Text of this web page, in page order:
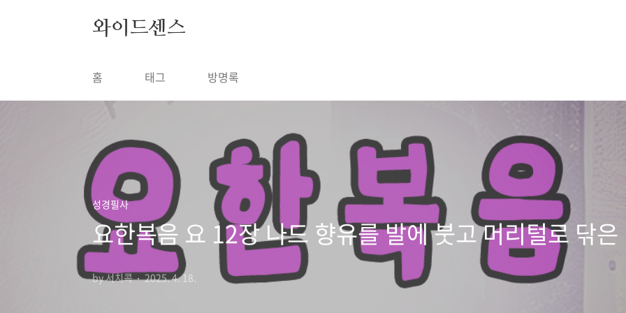
와이드센스
홈 태그 방명록
성경필사
요한복음 요 12장 나드 향유를 발에 붓고 머리털로 닦
by 서치콕 2025. 4. 18.